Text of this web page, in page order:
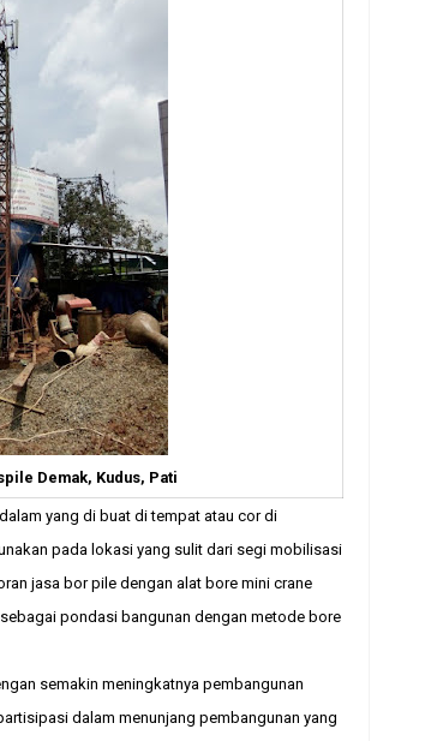
Demak, Kudus, Pati
yang di buat di tempat atau cor di
pada lokasi yang sulit dari segi mobilisasi
jasa bor pile dengan alat bore mini crane
pondasi bangunan dengan metode bore
semakin meningkatnya pembangunan
dalam menunjang pembangunan yang